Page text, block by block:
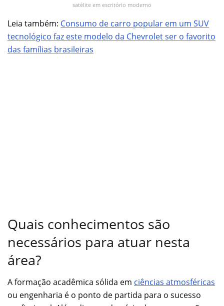
satélite em escritório moderno
Leia também: Consumo de carro popular em um SUV
tecnológico faz este modelo da Chevrolet ser o favorito
das famílias brasileiras
Quais conhecimentos são
necessários para atuar nesta
área?
A formação acadêmica sólida em ciências atmosféricas
ou engenharia é o ponto de partida para o sucesso